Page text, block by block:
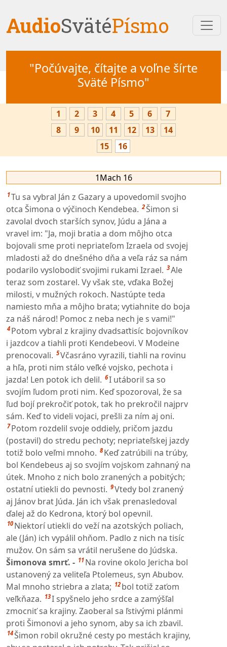
AudioSvätéPísmo
"Počúvajte, čítajte a voľne šírte
Sväté Písmo"
1 2 3 4 5 6
7
8
9 10 11 12 13
14
15
16
1Mach 16
1Tu sa vybral Ján z Gazary a upovedomil svojho
otca Šimona o výčinoch Kendebea. 2Šimon si
zavolal dvoch starších synov, Júdu a Jána a
vravel im: "Ja, moji bratia a dom môjho otca
bojovali sme proti nepriateľom Izraela od svojej
mladosti až do dnešného dňa a veľa ráz sa nám
podarilo vyslobodiť svojimi rukami Izrael. 3Ale
teraz som zostarel. Vy však ste, vďaka Božej
milosti, v mužných rokoch. Nastúpte teda
namiesto mňa a môjho brata; vytiahnite do boja
za náš národ! Pomoc z neba nech je s vami!"
4 Potom vybral z krajiny dvadsaťtisíc bojovníkov
i jazdcov a tiahli proti Kendebeovi. V Modeine
prenocovali. 5Včasráno vyrazili, tiahli na rovinu
a hľa, proti nim stálo veľké vojsko, pechota i
jazda! Len potok ich delil. 6I utáboril sa so
svojím ľudom proti nim. Keď spozoroval, že sa
ľud bojí prekročiť potok, tak ho prekročil najprv
sám. Keď to videli vojaci, prešli za ním aj oni.
7 Potom rozdelil svoje oddiely, pričom jazdu
(postavil) do stredu pechoty; nepriateľskej jazdy
totiž bolo veľmi mnoho. 8 Keď zatrúbili na trúby,
bol Kendebeus aj so svojím vojskom zahnaný na
útek. Mnoho z nich bolo zranených a pobitých;
ostatní utiekli do pevnosti. 9Vtedy bol zranený
aj Jánov brat Júda. Ján ich však prenasledoval
ďalej až do Kedrona, ktorý bol opevnil.
10 Niektorí utiekli do veží na azotských poliach,
ale (Ján) ich vypálil ohňom. Padlo z nich na tisíc
mužov. On sám sa vrátil nerušene do Júdska.
Šimonova smrť. - 11 Na rovine okolo Jericha bol
ustanovený za veliteľa Ptolemeus, syn Abubov.
Mal mnoho striebra a zlata; 12 bol totiž zaťom
veľkňaza. 13I spyšnelo jeho srdce a zamýšľal
zmocniť sa krajiny. Zaoberal sa ľstivými plánmi
proti Šimonovi a jeho synom, aby sa ich zbavil.
14Šimon robil okružné cesty po mestách krajiny,